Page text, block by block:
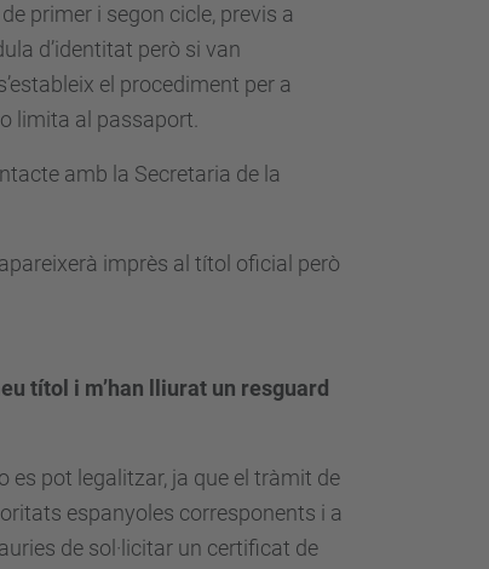
primer i segon cicle, previs a
d’identitat però si van
el procediment per a
limita al passaport.
amb la Secretaria de la
imprès al títol oficial però
títol i m’han lliurat un resguard
es pot legalitzar, ja que el tràmit de
espanyoles corresponents i a
de sol·licitar un certificat de